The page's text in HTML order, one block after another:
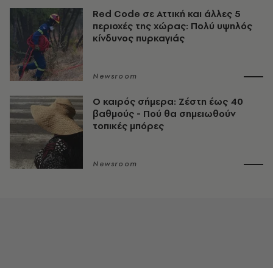
Red Code σε Αττική και άλλες 5
περιοχές της χώρας: Πολύ υψηλός
κίνδυνος πυρκαγιάς
Newsroom
O καιρός σήμερα: Ζέστη έως 40
βαθμούς - Πού θα σημειωθούν
τοπικές μπόρες
Newsroom